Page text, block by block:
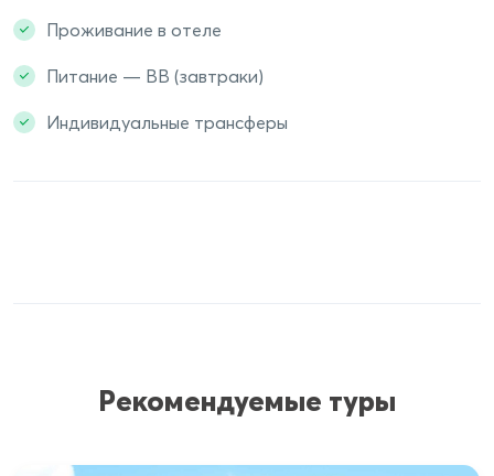
Проживание в отеле
Питание — BB (завтраки)
Индивидуальные трансферы
Рекомендуемые туры